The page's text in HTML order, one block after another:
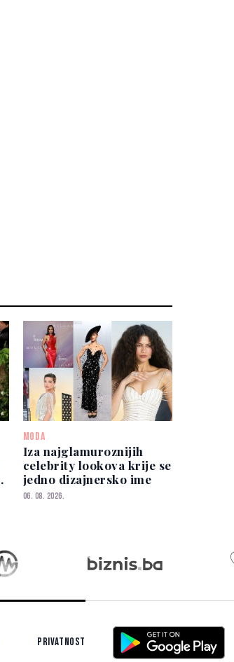
MODA
Iza najglamuroznijih
celebrity lookova krije se
jedno dizajnersko ime
06. 08. 2026.
Privatnost